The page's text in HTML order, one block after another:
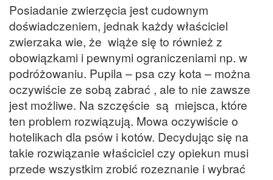
Posiadanie zwierzęcia jest cudownym
doświadczeniem, jednak każdy właściciel
zwierzaka wie, że wiąże się to również z
obowiązkami i pewnymi ograniczeniami np. w
podróżowaniu. Pupila – psa czy kota – można
oczywiście ze sobą zabrać , ale to nie zawsze
jest możliwe. Na szczęście są miejsca, które
ten problem rozwiązują. Mowa oczywiście o
hotelikach dla psów i kotów. Decydując się na
takie rozwiązanie właściciel czy opiekun musi
przede wszystkim zrobić rozeznanie i wybrać